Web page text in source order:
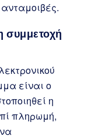
συμμετοχή
είναι ο
η
πληρωμή,